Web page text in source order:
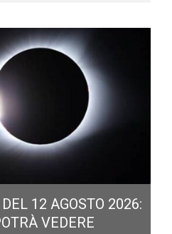
12 AGOSTO 2026:
VEDERE